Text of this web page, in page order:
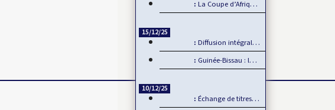
La Coupe d’Afrique des Nations, un événement de plus en plus…
15/12/25
Diffusion intégrale de la CAN 2025 par Sportdigital Fußball, le…
Guinée-Bissau : la CEDEAO rejette la transition militaire
10/12/25
Échange de titres et d’espèces : L’UMOA comble son retard